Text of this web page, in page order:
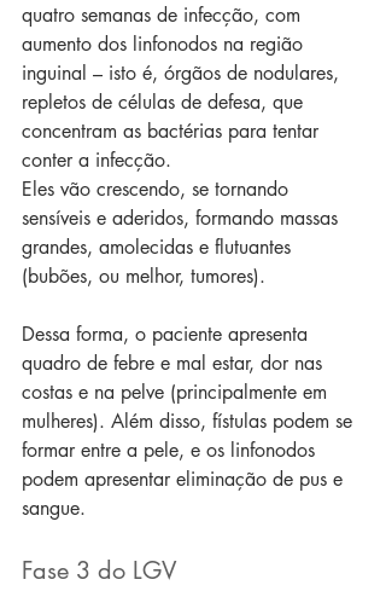
quatro semanas de infecção, com
aumento dos linfonodos na região
inguinal – isto é, órgãos de nodulares,
repletos de células de defesa, que
concentram as bactérias para tentar
conter a infecção.
Eles vão crescendo, se tornando
sensíveis e aderidos, formando massas
grandes, amolecidas e flutuantes
(bubões, ou melhor, tumores).
Dessa forma, o paciente apresenta
quadro de febre e mal estar, dor nas
costas e na pelve (principalmente em
mulheres). Além disso, fístulas podem se
formar entre a pele, e os linfonodos
podem apresentar eliminação de pus e
sangue.
Fase 3 do LGV